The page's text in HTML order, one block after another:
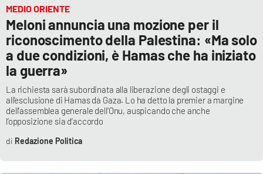
MEDIO ORIENTE
Meloni annuncia una mozione per il
riconoscimento della Palestina: «Ma solo
a due condizioni, è Hamas che ha iniziato
la guerra»
La richiesta sarà subordinata alla liberazione degli ostaggi e
all'esclusione di Hamas da Gaza. Lo ha detto la premier a margine
dell'assemblea generale dell'Onu, auspicando che anche
l’opposizione sia d’accordo
Redazione Politica